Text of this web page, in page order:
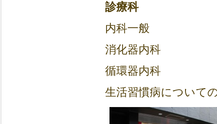
診療科
内科一般
消化器内科
循環器内科
生活習慣病について